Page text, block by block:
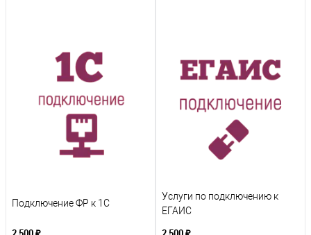
Подключение ФР к 1С
Услуги по подключению к
ЕГАИС